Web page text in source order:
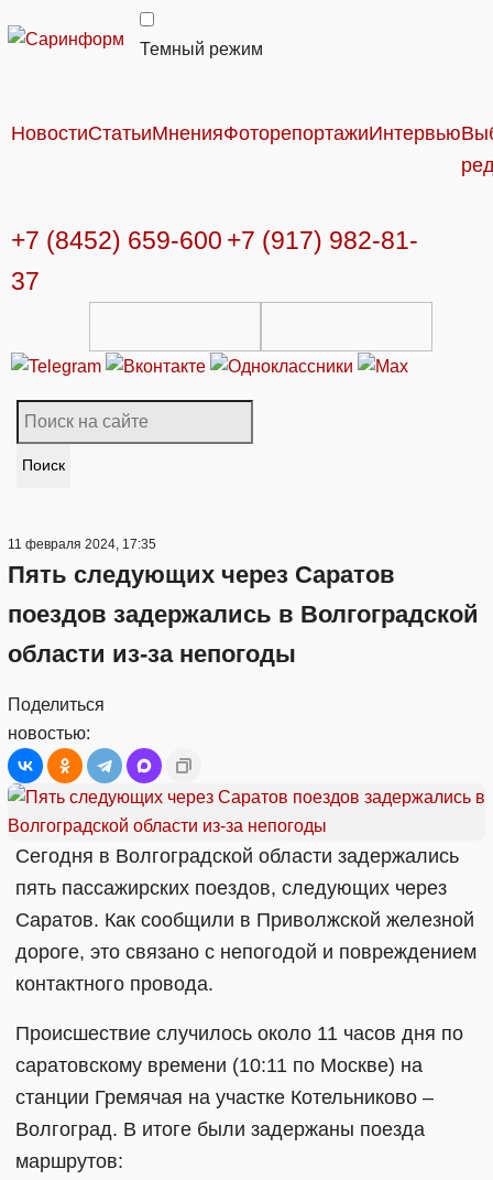
Темный режим
НовостиСтатьиМненияФоторепортажиИнтервью
+7 (8452) 659-600 +7 (917) 982-81-
37
Поиск
11 февраля 2024, 17:35
Пять следующих через Саратов
поездов задержались в Волгоградской
области из-за непогоды
Поделиться
новостью:
Сегодня в Волгоградской области задержались
пять пассажирских поездов, следующих через
Саратов. Как сообщили в Приволжской железной
дороге, это связано с непогодой и повреждением
контактного провода.
Происшествие случилось около 11 часов дня по
саратовскому времени (10:11 по Москве) на
станции Гремячая на участке Котельниково –
Волгоград. В итоге были задержаны поезда
маршрутов: